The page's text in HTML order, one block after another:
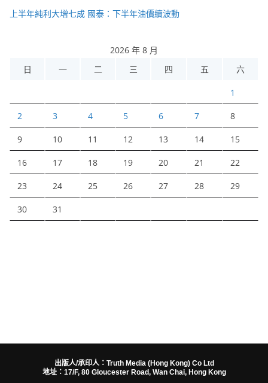
上半年純利大增七成 國泰：下半年油價續波動
2026 年 8 月
日
一 二 三 四 五 六
1
2 3 4 5 6 7 8
9 10 11 12 13 14 15
16 17 18 19 20 21 22
23 24 25 26 27 28 29
30 31
出版人/承印人：Truth Media (Hong Kong) Co Ltd
地址：17/F, 80 Gloucester Road, Wan Chai, Hong Kong